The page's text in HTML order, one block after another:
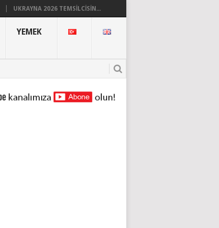
UKRAYNA 2026 TEMSILCISIN...
YEMEK